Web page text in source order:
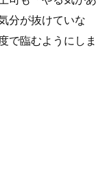
分が抜けていな
で臨むようにしま